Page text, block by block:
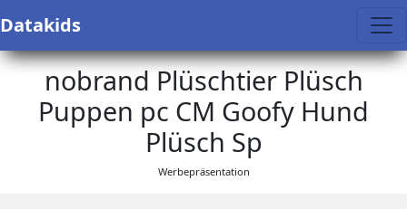
Datakids
nobrand Plüschtier Plüsch
Puppen pc CM Goofy Hund
Plüsch Sp
Werbepräsentation